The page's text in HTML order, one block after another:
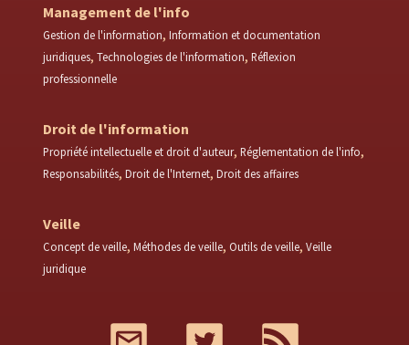
Management de l'info
Gestion de l'information Information et documentation
juridiques Technologies de l'information Réflexion
professionnelle
Droit de l'information
Propriété intellectuelle et droit d'auteur Réglementation de l'info
Responsabilités Droit de l'Internet Droit des affaires
Veille
Concept de veille Méthodes de veille Outils de veille Veille
juridique
Twitter